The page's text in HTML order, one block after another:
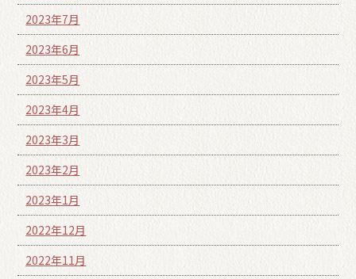
2023年7月
2023年6月
2023年5月
2023年4月
2023年3月
2023年2月
2023年1月
2022年12月
2022年11月